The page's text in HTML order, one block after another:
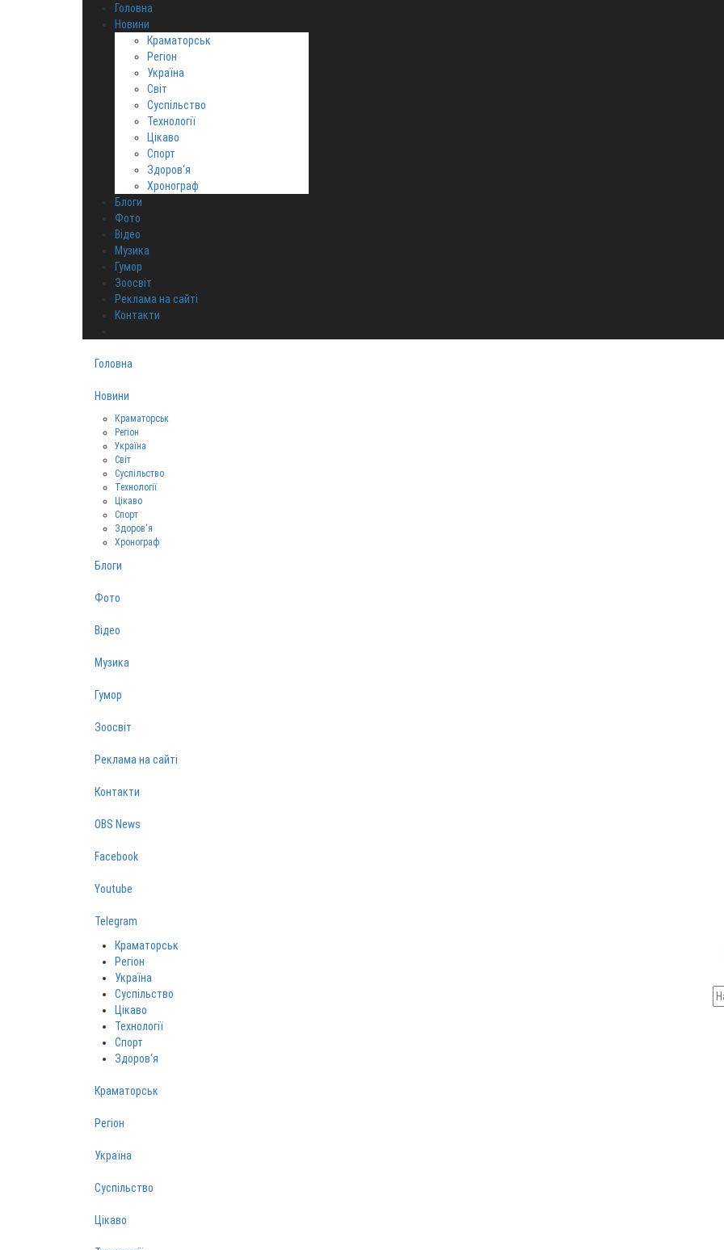
Головна
Новини
Краматорськ
Регіон
Україна
Світ
Суспільство
Технології
Цікаво
Спорт
Здоров‘я
Хронограф
Блоги
Фото
Відео
Музика
Гумор
Зоосвіт
Реклама на сайті
Контакти
Головна
Новини
Краматорськ
Регіон
Україна
Світ
Суспільство
Технології
Цікаво
Спорт
Здоров‘я
Хронограф
Блоги
Фото
Відео
Музика
Гумор
Зоосвіт
Реклама на сайті
Контакти
OBS News
Facebook
Youtube
Telegram
Краматорськ
Регіон
Україна
Суспільство
Цікаво
Технології
Спорт
Здоров‘я
Краматорськ
Регіон
Україна
Суспільство
Цікаво